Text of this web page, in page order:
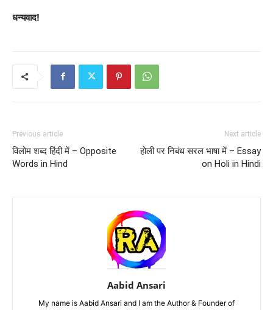
धन्यवाद!
Previous article
विलोम शब्द हिंदी में – Opposite
Words in Hind
Next article
होली पर निबंध सरल भाषा में – Essay
on Holi in Hindi
Aabid Ansari
My name is Aabid Ansari and I am the Author & Founder of